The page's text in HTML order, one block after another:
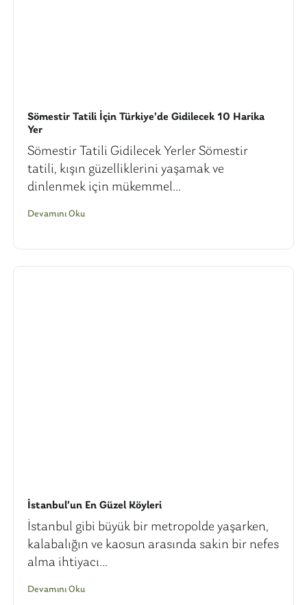
Sömestir Tatili İçin Türkiye’de Gidilecek 10 Harika
Yer
Sömestir Tatili Gidilecek Yerler Sömestir
tatili, kışın güzelliklerini yaşamak ve
dinlenmek için mükemmel...
Devamını Oku
İstanbul’un En Güzel Köyleri
İstanbul gibi büyük bir metropolde yaşarken,
kalabalığın ve kaosun arasında sakin bir nefes
alma ihtiyacı...
Devamını Oku